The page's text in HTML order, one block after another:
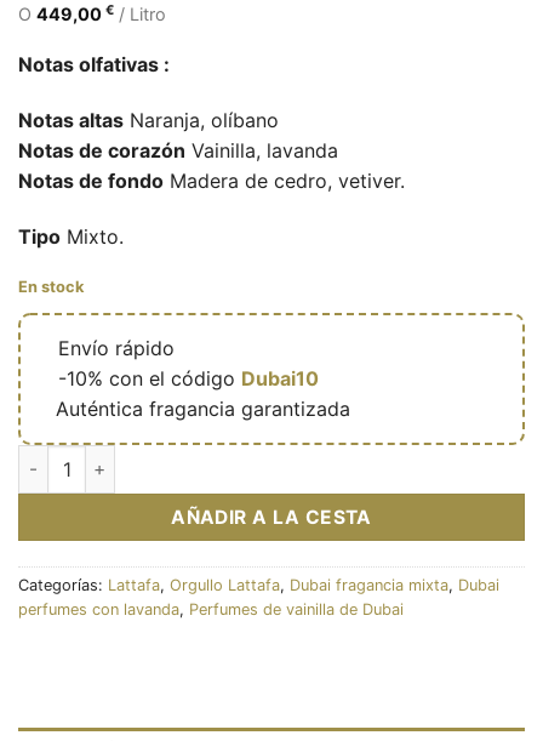
O 449,00 € / Litro
Notas olfativas :
Notas altas Naranja, olíbano
Notas de corazón Vainilla, lavanda
Notas de fondo Madera de cedro, vetiver.
Tipo Mixto.
En stock
Envío rápido
-10% con el código Dubai10
Auténtica fragancia garantizada
Eau de parfum Winners Trophy Silver 100ml - Lattafa Pride
AÑADIR A LA CESTA
Categorías: Lattafa, Orgullo Lattafa, Dubai fragancia mixta, Dubai
perfumes con lavanda, Perfumes de vainilla de Dubai